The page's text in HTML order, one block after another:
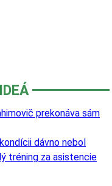
prekonáva sám
dávno nebol
tréning za asistencie